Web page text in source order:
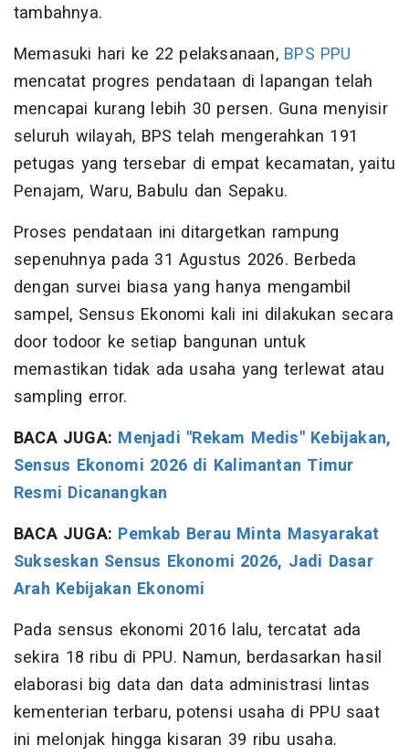
tambahnya.
Memasuki hari ke 22 pelaksanaan, BPS PPU
mencatat progres pendataan di lapangan telah
mencapai kurang lebih 30 persen. Guna menyisir
seluruh wilayah, BPS telah mengerahkan 191
petugas yang tersebar di empat kecamatan, yaitu
Penajam, Waru, Babulu dan Sepaku.
Proses pendataan ini ditargetkan rampung
sepenuhnya pada 31 Agustus 2026. Berbeda
dengan survei biasa yang hanya mengambil
sampel, Sensus Ekonomi kali ini dilakukan secara
door todoor ke setiap bangunan untuk
memastikan tidak ada usaha yang terlewat atau
sampling error.
BACA JUGA: Menjadi "Rekam Medis" Kebijakan,
Sensus Ekonomi 2026 di Kalimantan Timur
Resmi Dicanangkan
BACA JUGA: Pemkab Berau Minta Masyarakat
Sukseskan Sensus Ekonomi 2026, Jadi Dasar
Arah Kebijakan Ekonomi
Pada sensus ekonomi 2016 lalu, tercatat ada
sekira 18 ribu di PPU. Namun, berdasarkan hasil
elaborasi big data dan data administrasi lintas
kementerian terbaru, potensi usaha di PPU saat
ini melonjak hingga kisaran 39 ribu usaha.